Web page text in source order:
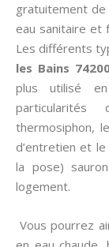
gratuitement de
eau sanitaire et
Les différents
les Bains
plus utilisé
thermosiphon,
d’entretien et
la pose)
logement.
Vous pourrez